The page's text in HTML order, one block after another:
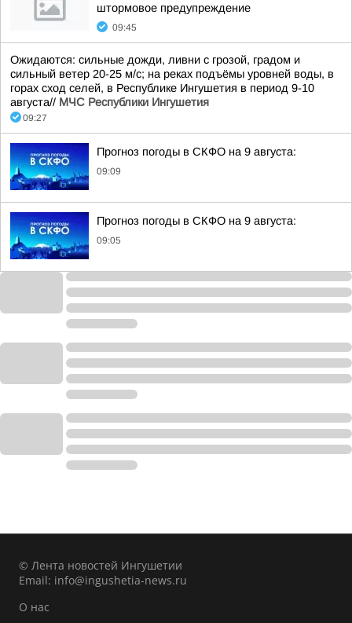
штормовое предупреждение
09:45
Ожидаются: сильные дожди, ливни с грозой, градом и
сильный ветер 20-25 м/с; на реках подъёмы уровней воды, в
горах сход селей, в Республике Ингушетия в период 9-10
августа// МЧС Республики Ингушетия
09:27
Прогноз погоды в СКФО на 9 августа:
09:09
Прогноз погоды в СКФО на 9 августа:
09:05
© Лента новостей Ингушетии
Email: info@ingushetia-news.ru
О нас